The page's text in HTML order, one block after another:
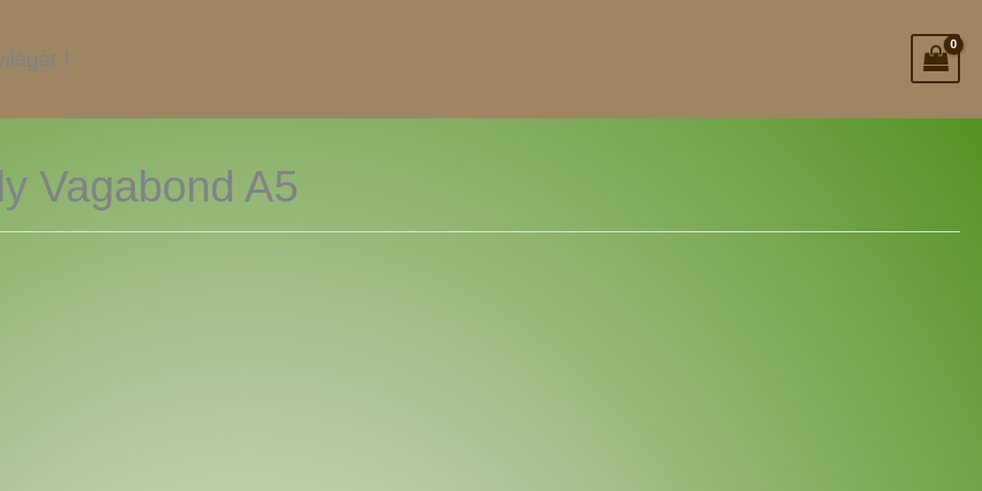
!
Vagabond A5